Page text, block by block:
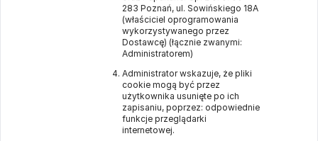
283 Poznań, ul. Sowińskiego 18A
(właściciel oprogramowania
wykorzystywanego przez
Dostawcę) (łącznie zwanymi:
Administratorem)
Administrator wskazuje, że pliki
cookie mogą być przez
użytkownika usunięte po ich
zapisaniu, poprzez: odpowiednie
funkcje przeglądarki
internetowej.